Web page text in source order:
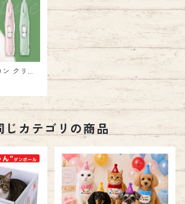
クリッ
リミング
音 電動バ
目のまわ
充電式
リッパー
emilystyle
じカテゴリの商品